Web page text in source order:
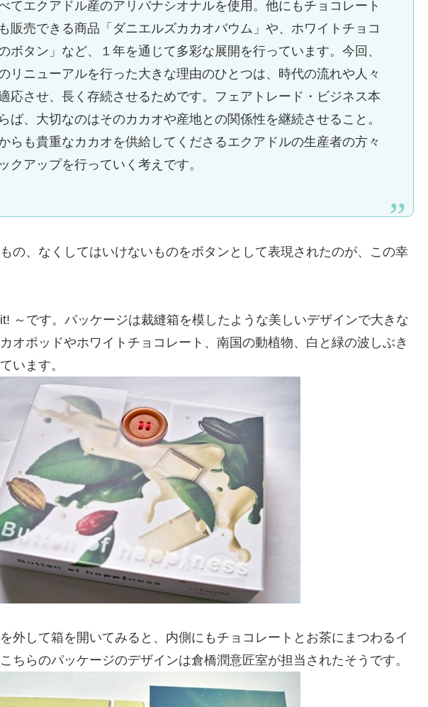
てエクアドル産のアリバナシオナルを使用。他にもチョコレート
販売できる商品「ダニエルズカカオバウム」や、ホワイトチョコ
ボタン」など、１年を通じて多彩な展開を行っています。今回、
リニューアルを行った大きな理由のひとつは、時代の流れや人々
応させ、長く存続させるためです。フェアトレード・ビジネス本
ば、大切なのはそのカカオや産地との関係性を継続させること。
らも貴重なカカオを供給してくださるエクアドルの生産者の方々
クアップを行っていく考えです。
の、なくしてはいけないものをボタンとして表現されたのが、この幸
～です。パッケージは裁縫箱を模したような美しいデザインで大きな
オポッドやホワイトチョコレート、南国の動植物、白と緑の波しぶき
います。
外して箱を開いてみると、内側にもチョコレートとお茶にまつわるイ
ちらのパッケージのデザインは倉橋潤意匠室が担当されたそうです。